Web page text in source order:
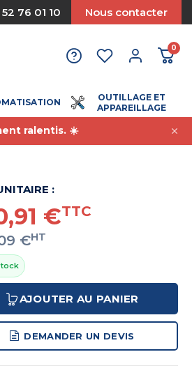
acceptons le paiement par
76 01 10 Nous contacter
0
OUTILLAGE ET
APPAREILLAGE
ralentis. ☀️
:
€TTC
€HT
AJOUTER AU PANIER
DEMANDER UN DEVIS